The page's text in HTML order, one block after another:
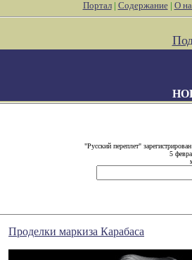
Портал| Содержание| О
"Русский переплет"
5
Проделки маркиза Карабаса